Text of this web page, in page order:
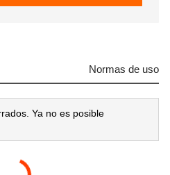
Normas de uso
Ya no es posible